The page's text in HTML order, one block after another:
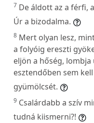
7 De áldott az a férfi,
Úr a bizodalma.
8 Mert olyan lesz,
a folyóig ereszti
eljön a hőség, lombja
esztendőben sem
gyümölcsét.
9 Csalárdabb a szív
tudná kiismerni?!